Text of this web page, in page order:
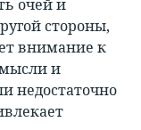
очей и
стороны,
внимание к
и
недостаточно